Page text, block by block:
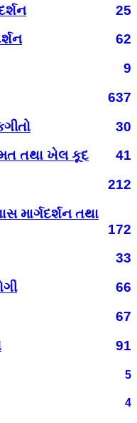
25
62
9
637
30
તથા ખેલ કૂદ
41
212
માર્ગદર્શન તથા
172
33
66
67
91
5
4